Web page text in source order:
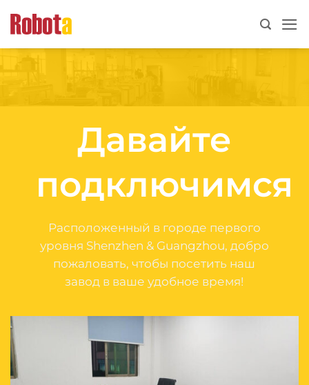
Давайте
подключимся
Расположенный в городе первого
уровня Shenzhen & Guangzhou, добро
пожаловать, чтобы посетить наш
завод в ваше удобное время!